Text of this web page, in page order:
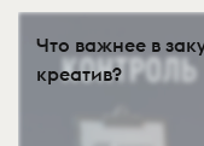
Что важнее в
креатив?